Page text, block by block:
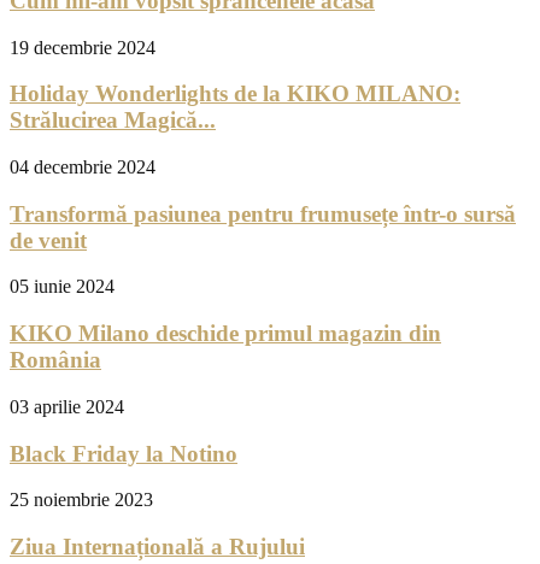
19 decembrie 2024
Holiday Wonderlights de la KIKO MILANO:
Strălucirea Magică...
04 decembrie 2024
Transformă pasiunea pentru frumusețe într-o sursă
de venit
05 iunie 2024
KIKO Milano deschide primul magazin din
România
03 aprilie 2024
Black Friday la Notino
25 noiembrie 2023
Ziua Internațională a Rujului